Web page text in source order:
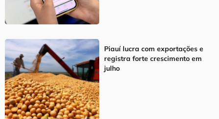
Piauí lucra com exportações e
registra forte crescimento em
julho